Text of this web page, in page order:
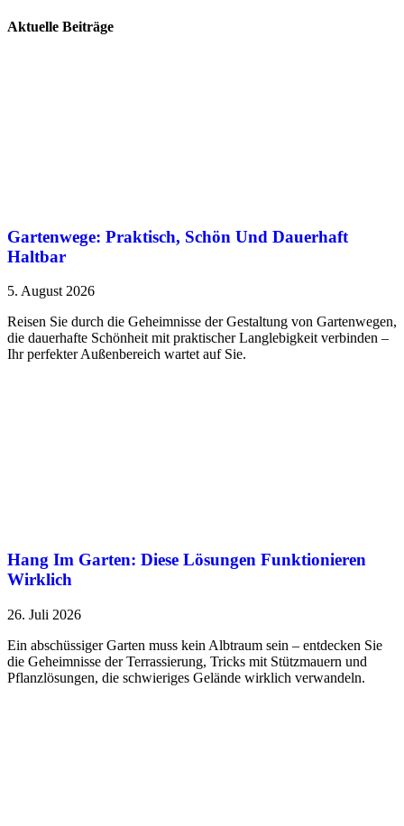
Aktuelle Beiträge
Gartenwege: Praktisch, Schön Und Dauerhaft
Haltbar
5. August 2026
Reisen Sie durch die Geheimnisse der Gestaltung von Gartenwegen,
die dauerhafte Schönheit mit praktischer Langlebigkeit verbinden –
Ihr perfekter Außenbereich wartet auf Sie.
Hang Im Garten: Diese Lösungen Funktionieren
Wirklich
26. Juli 2026
Ein abschüssiger Garten muss kein Albtraum sein – entdecken Sie
die Geheimnisse der Terrassierung, Tricks mit Stützmauern und
Pflanzlösungen, die schwieriges Gelände wirklich verwandeln.